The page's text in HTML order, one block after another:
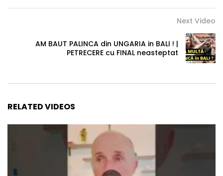
Next Video
AM BAUT PALINCA din UNGARIA in BALI ! |
PETRECERE cu FINAL neasteptat
RELATED VIDEOS